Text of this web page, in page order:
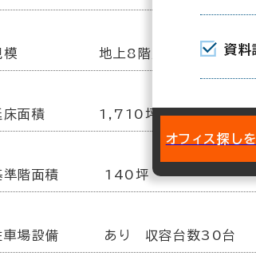
模 地上8階／地下1階建
床面積 1,710坪
準階面積 140坪
車場設備 あり 収容台数30台
資料
オフィス探し